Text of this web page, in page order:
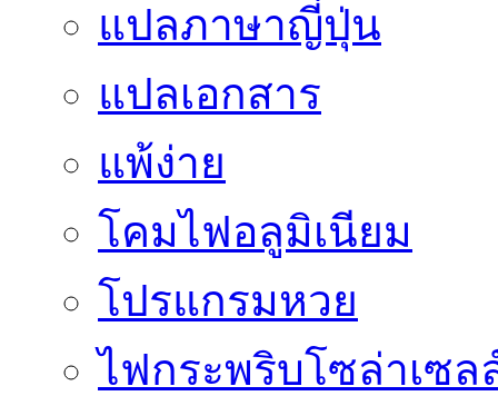
แปลภาษาญี่ปุ่น
แปลเอกสาร
แพ้ง่าย
โคมไฟอลูมิเนียม
โปรแกรมหวย
ไฟกระพริบโซล่าเซล